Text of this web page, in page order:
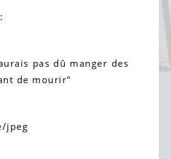
pas dû manger des
de mourir"
jpeg